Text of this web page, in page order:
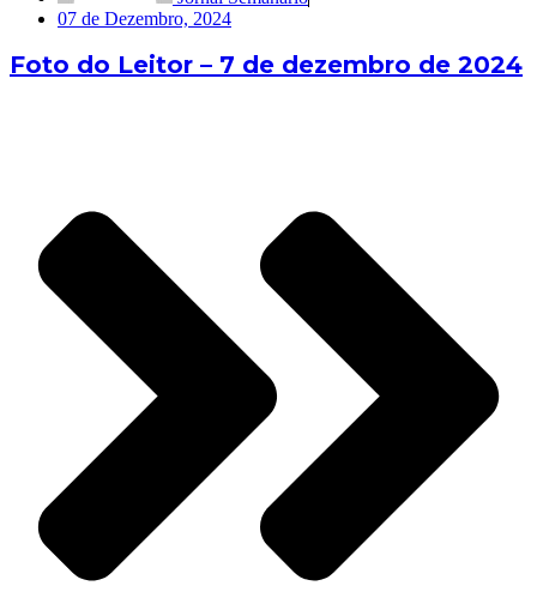
07 de Dezembro, 2024
Foto do Leitor – 7 de dezembro de 2024